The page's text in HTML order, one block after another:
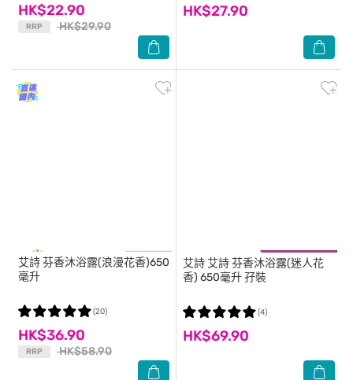
HK$22.90
RRP HK$29.90
HK$27.90
艾詩芬香沐浴露(浪漫花香)650
毫升
HK$36.90
RRP HK$58.90
(20)
艾詩 艾詩 芬香沐浴露(迷人花
香) 650毫升 孖裝
HK$69.90
(4)